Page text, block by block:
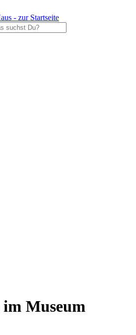
Museum